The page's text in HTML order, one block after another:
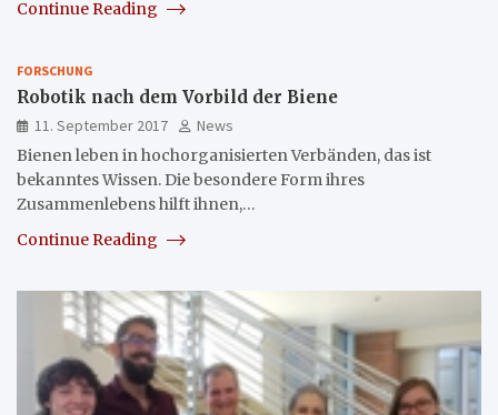
Continue Reading
FORSCHUNG
Robotik nach dem Vorbild der Biene
11. September 2017
News
Bienen leben in hochorganisierten Verbänden, das ist
bekanntes Wissen. Die besondere Form ihres
Zusammenlebens hilft ihnen,…
Continue Reading